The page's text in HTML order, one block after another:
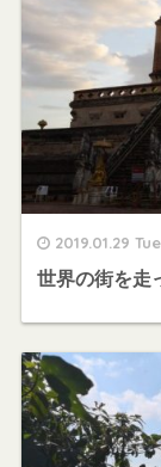
2019.01.29 Tue
世界の街を